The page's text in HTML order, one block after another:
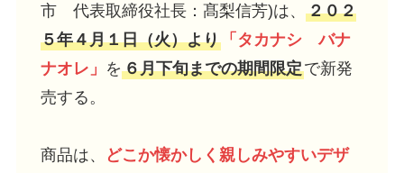
市 代表取締役社長：髙梨信芳)は、 ２０２
５年４月１日（火）より「タカナシ バナ
ナオレ」 を６月下旬までの期間限定で新発
売する。
商品は、
どこか懐かしく親しみやすいデザ